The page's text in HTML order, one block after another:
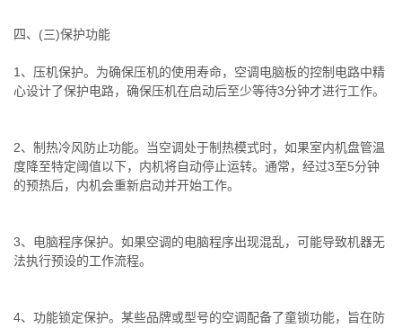
四、(三)保护功能
1、压机保护。为确保压机的使用寿命，空调电脑板的控制电路中精
心设计了保护电路，确保压机在启动后至少等待3分钟才进行工作。
2、制热冷风防止功能。当空调处于制热模式时，如果室内机盘管温
度降至特定阈值以下，内机将自动停止运转。通常，经过3至5分钟
的预热后，内机会重新启动并开始工作。
3、电脑程序保护。如果空调的电脑程序出现混乱，可能导致机器无
法执行预设的工作流程。
4、功能锁定保护。某些品牌或型号的空调配备了童锁功能，旨在防